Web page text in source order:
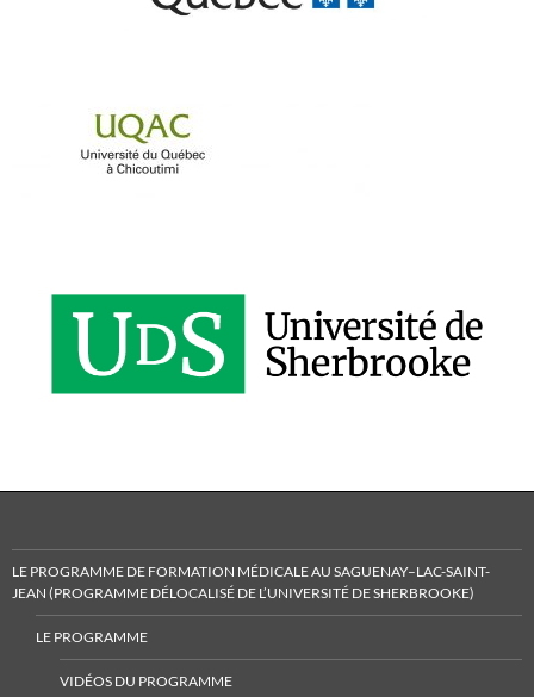
LE PROGRAMME DE FORMATION MÉDICALE AU SAGUENAY–LAC-SAINT-
JEAN (PROGRAMME DÉLOCALISÉ DE L’UNIVERSITÉ DE SHERBROOKE)
LE PROGRAMME
VIDÉOS DU PROGRAMME